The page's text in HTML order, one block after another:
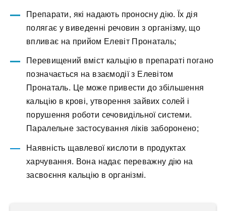
Препарати, які надають проносну дію. Їх дія
полягає у виведенні речовин з організму, що
впливає на прийом Елевіт Пронаталь;
Перевищений вміст кальцію в препараті погано
позначається на взаємодії з Елевітом
Пронаталь. Це може привести до збільшення
кальцію в крові, утворення зайвих солей і
порушення роботи сечовидільної системи.
Паралельне застосування ліків заборонено;
Наявність щавлевої кислоти в продуктах
харчування. Вона надає переважну дію на
засвоєння кальцію в організмі.